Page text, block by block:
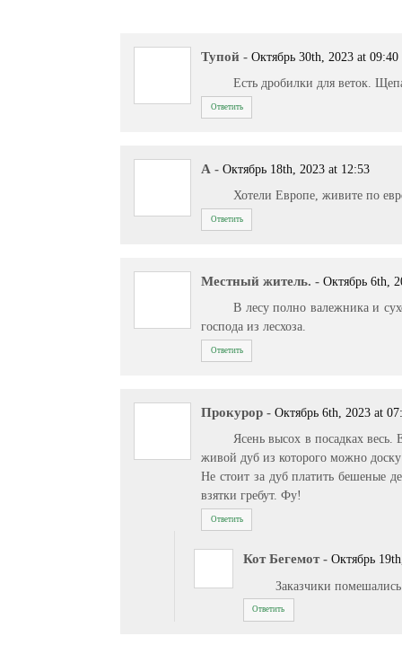
Тупой - Октябрь 30th, 2023 at 09:40
Есть дробилки для веток.
Ответить
А - Октябрь 18th, 2023 at 12:53
Хотели Европе, живите по
Ответить
Местный житель. - Октябрь 6th,
В лесу полно валежника и
господа из лесхоза.
Ответить
Прокурор - Октябрь 6th, 2023 at
Ясень высох в посадках
живой дуб из которого можно
Не стоит за дуб платить бешеные
взятки гребут. Фу!
Ответить
Кот Бегемот - Октябрь
Заказчики помешались
Ответить